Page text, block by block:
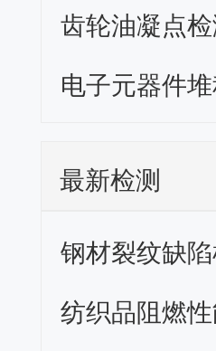
齿轮油凝点
电子元器件
最新检测
钢材裂纹缺
纺织品阻燃